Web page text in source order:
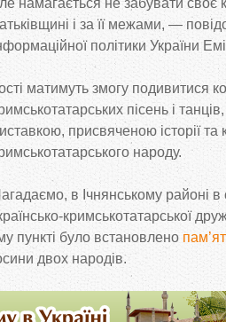
намагається не забувати своє
і за її межами, —
політики України
матимуть змогу подивитися
пісень і
присвяченою історії та
народу.
в Ічнянському районі в
кримськотатарської
пункті було встановлено
двох народів.